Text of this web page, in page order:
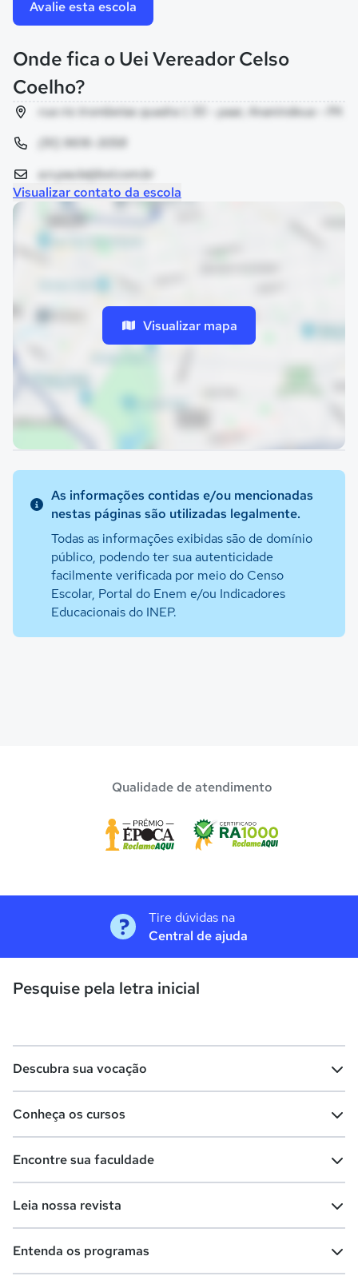
Avalie esta escola
Onde fica o Uei Vereador Celso
Coelho?
rua rio trombetas quadra 1, 55 - paar, Ananindeua - PA
(91) 9616-3058
a.n.paula@bol.com.br
Visualizar contato da escola
Visualizar mapa
As informações contidas e/ou mencionadas
nestas páginas são utilizadas legalmente.
Todas as informações exibidas são de domínio
público, podendo ter sua autenticidade
facilmente verificada por meio do Censo
Escolar, Portal do Enem e/ou Indicadores
Educacionais do INEP.
Qualidade de atendimento
Tire dúvidas na
Central de ajuda
Pesquise pela letra inicial
Descubra sua vocação
Conheça os cursos
Cursos técnicos
Encontre sua faculdade
Comunidade Quero
Leia nossa revista
Entenda os programas